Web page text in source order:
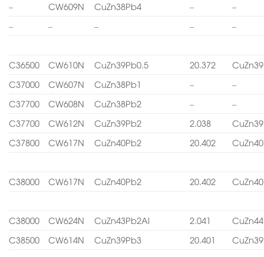
–
CW609N CuZn38Pb4 –
–
–
– – – –
C36500 CW610N CuZn39Pb0.5 20.372
C37000
CW607N CuZn38Pb1 –
–
C37700
CW608N CuZn38Pb2 –
–
C37700
CW612N CuZn39Pb2 2.038
C37800
CW617N CuZn40Pb2 20.402
C38000 CW617N CuZn40Pb2 20.402
C38000 CW624N CuZn43Pb2Al 2.041
C38500
CW614N CuZn39Pb3 20.401